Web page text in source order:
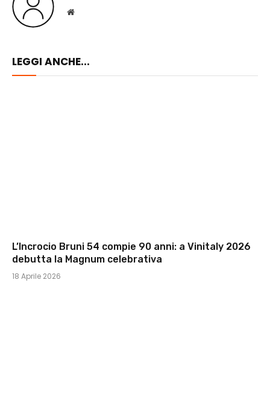
Website
LEGGI ANCHE...
L’Incrocio Bruni 54 compie 90 anni: a Vinitaly 2026
debutta la Magnum celebrativa
18 Aprile 2026